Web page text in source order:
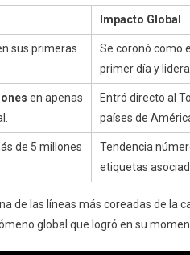
Impacto Global
sus primeras
Se coronó como el
primer día y
en apenas
Entró directo al
países de
de 5 millones
Tendencia
etiquetas
de las líneas más coreadas de la
global que logró en su